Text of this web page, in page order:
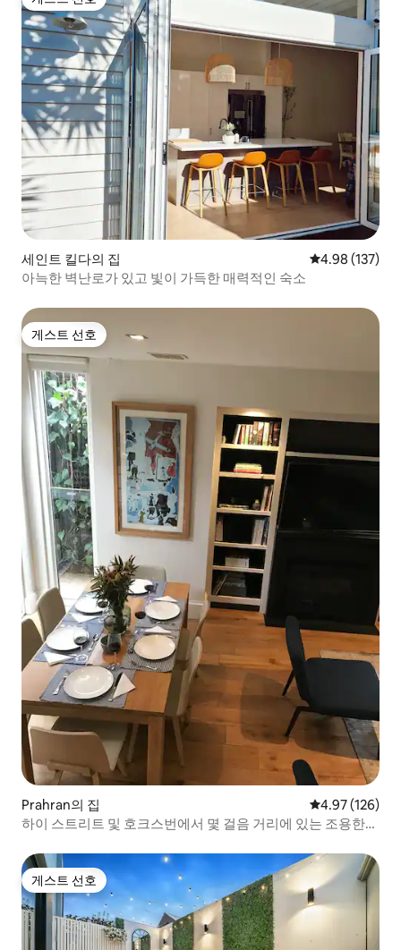
게스트 선호
세인트 킬다의 집 평점 4.98점(5
4.98 (137)
아늑한 벽난로가 있고 빛이 가득한 매력적인 숙소
게스트 선호
게스트 선호
Prahran의 집 평점 4.97점(5
4.97 (126)
하이 스트리트 및 호크스번에서 몇 걸음 거리에 있는 조용한
게스트 선호
게스트 선호